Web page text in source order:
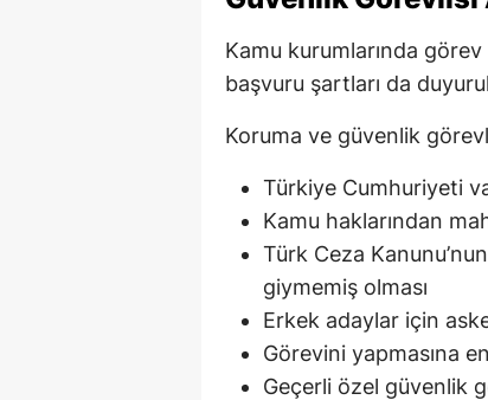
Kamu kurumlarında
başvuru şartları da
Koruma ve güvenlik
Türkiye Cumhuriyeti
Kamu haklarından
Türk Ceza
giymemiş olması
Erkek adaylar için
Görevini yapmasına
Geçerli özel güvenlik